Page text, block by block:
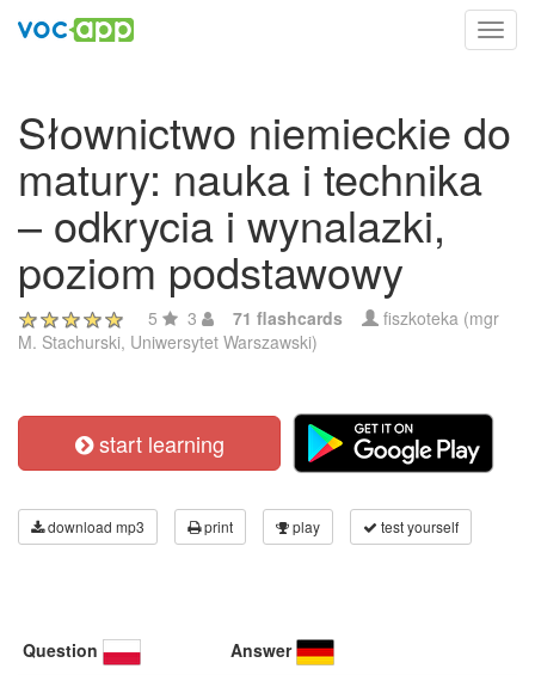
Słownictwo niemieckie do
matury: nauka i technika
– odkrycia i wynalazki,
poziom podstawowy
5 3 71 flashcards
fiszkoteka (mgr
M. Stachurski, Uniwersytet Warszawski)
start learning
download mp3 print play test yourself
Question Answer